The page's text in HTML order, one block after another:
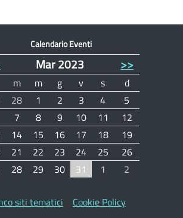
Calendario Eventi
Mar 2023 >>
m m g v s
d
28 1 2 3 4
5
7 8 9 10 11
12
14 15 16 17 18
19
21 22 23 24 25
26
28 29 30 31 1 2
siti tematici Cookie Policy